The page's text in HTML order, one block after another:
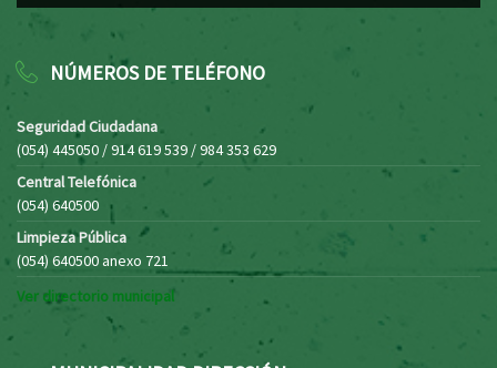
NÚMEROS DE TELÉFONO
Seguridad Ciudadana
(054) 445050 / 914 619 539 / 984 353 629
Central Telefónica
(054) 640500
Limpieza Pública
(054) 640500 anexo 721
Ver directorio municipal